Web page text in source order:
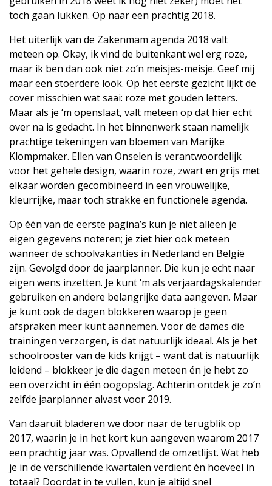
toch gaan lukken. Op naar een prachtig 2018.
Het uiterlijk van de Zakenmam agenda 2018 valt
meteen op. Okay, ik vind de buitenkant wel erg roze,
maar ik ben dan ook niet zo’n meisjes-meisje. Geef mij
maar een stoerdere look. Op het eerste gezicht lijkt de
cover misschien wat saai: roze met gouden letters.
Maar als je ‘m openslaat, valt meteen op dat hier echt
over na is gedacht. In het binnenwerk staan namelijk
prachtige tekeningen van bloemen van Marijke
Klompmaker. Ellen van Onselen is verantwoordelijk
voor het gehele design, waarin roze, zwart en grijs met
elkaar worden gecombineerd in een vrouwelijke,
kleurrijke, maar toch strakke en functionele agenda.
Op één van de eerste pagina’s kun je niet alleen je
eigen gegevens noteren; je ziet hier ook meteen
wanneer de schoolvakanties in Nederland en België
zijn. Gevolgd door de jaarplanner. Die kun je echt naar
eigen wens inzetten. Je kunt ‘m als verjaardagskalender
gebruiken en andere belangrijke data aangeven. Maar
je kunt ook de dagen blokkeren waarop je geen
afspraken meer kunt aannemen. Voor de dames die
trainingen verzorgen, is dat natuurlijk ideaal. Als je het
schoolrooster van de kids krijgt – want dat is natuurlijk
leidend – blokkeer je die dagen meteen én je hebt zo
een overzicht in één oogopslag. Achterin ontdek je zo’n
zelfde jaarplanner alvast voor 2019.
Van daaruit bladeren we door naar de terugblik op
2017, waarin je in het kort kun aangeven waarom 2017
een prachtig jaar was. Opvallend de omzetlijst. Wat heb
je in de verschillende kwartalen verdient én hoeveel in
totaal? Doordat in te vullen, kun je altijd snel